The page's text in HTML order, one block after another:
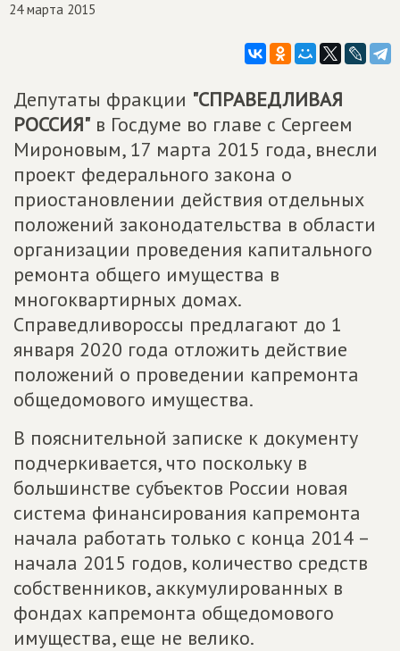
24 марта 2015
Депутаты фракции "СПРАВЕДЛИВАЯ
РОССИЯ" в Госдуме во главе с Сергеем
Мироновым, 17 марта 2015 года, внесли
проект федерального закона о
приостановлении действия отдельных
положений законодательства в области
организации проведения капитального
ремонта общего имущества в
многоквартирных домах.
Справедливороссы предлагают до 1
января 2020 года отложить действие
положений о проведении капремонта
общедомового имущества.
В пояснительной записке к документу
подчеркивается, что поскольку в
большинстве субъектов России новая
система финансирования капремонта
начала работать только с конца 2014 –
начала 2015 годов, количество средств
собственников, аккумулированных в
фондах капремонта общедомового
имущества, еще не велико.